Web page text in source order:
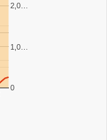
0
1,0…
2,0…